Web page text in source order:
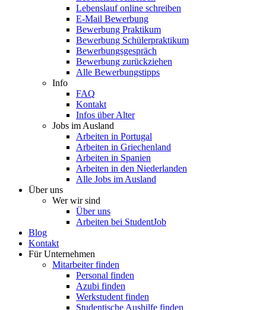
Lebenslauf online schreiben
E-Mail Bewerbung
Bewerbung Praktikum
Bewerbung Schülerpraktikum
Bewerbungsgespräch
Bewerbung zurückziehen
Alle Bewerbungstipps
Info
FAQ
Kontakt
Infos über Alter
Jobs im Ausland
Arbeiten in Portugal
Arbeiten in Griechenland
Arbeiten in Spanien
Arbeiten in den Niederlanden
Alle Jobs im Ausland
Über uns
Wer wir sind
Über uns
Arbeiten bei StudentJob
Blog
Kontakt
Für Unternehmen
Mitarbeiter finden
Personal finden
Azubi finden
Werkstudent finden
Studentische Aushilfe finden